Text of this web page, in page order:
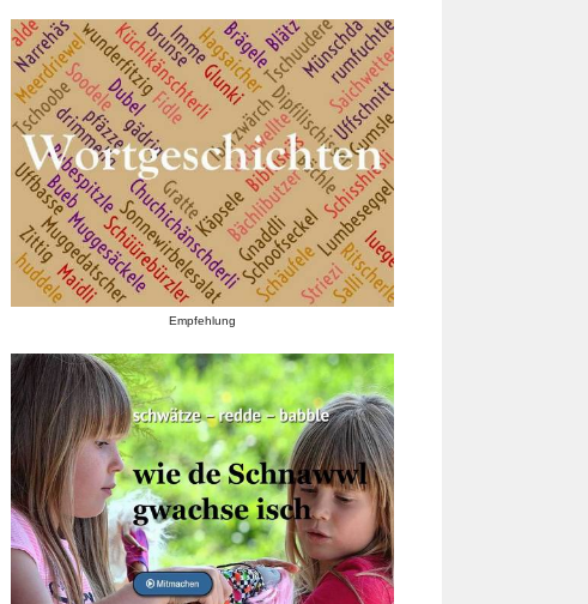
Empfehlung